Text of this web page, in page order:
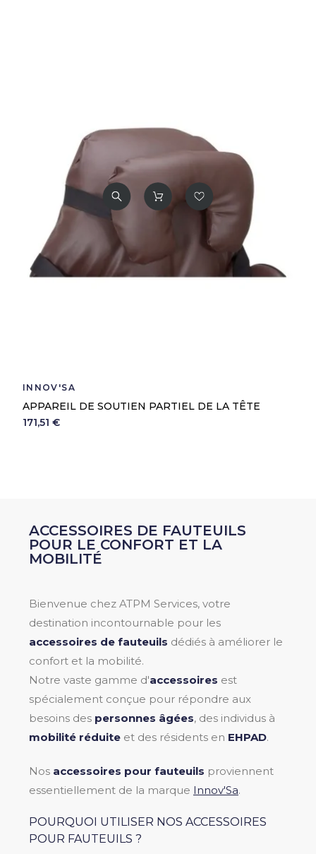
INNOV'SA
APPAREIL DE SOUTIEN PARTIEL DE LA TÊTE
171,51 €
ACCESSOIRES DE FAUTEUILS
POUR LE CONFORT ET LA
MOBILITÉ
Bienvenue chez ATPM Services, votre
destination incontournable pour les
accessoires de fauteuils dédiés à améliorer le
confort et la mobilité.
Notre vaste gamme d'accessoires est
spécialement conçue pour répondre aux
besoins des personnes âgées, des individus à
mobilité réduite et des résidents en EHPAD.
Nos accessoires pour fauteuils proviennent
essentiellement de la marque Innov'Sa.
POURQUOI UTILISER NOS ACCESSOIRES
POUR FAUTEUILS ?